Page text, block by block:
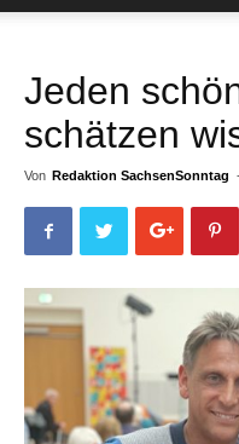
Jeden
schätzen
Von Redaktion SachsenSonntag